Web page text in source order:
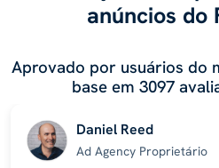
anúncios do
Aprovado por usuários do
base em 3097
Daniel Reed
Ad Agency Proprietário